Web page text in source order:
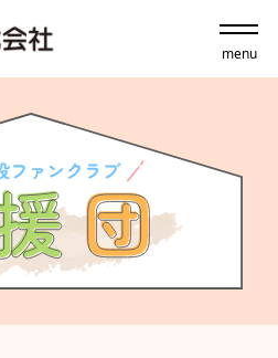
menu